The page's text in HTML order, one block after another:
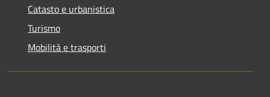
Catasto e urbanistica
Turismo
Mobilità e trasporti